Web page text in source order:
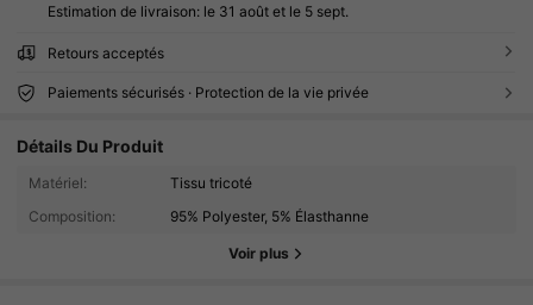
Estimation de livraison: le 31 août et le 5 sept.
Retours acceptés
Paiements sécurisés · Protection de la vie privée
Détails Du Produit
Matériel:
Tissu tricoté
Composition:
95% Polyester, 5% Élasthanne
Voir plus